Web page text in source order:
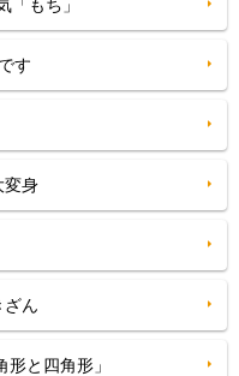
もち」
す
身
ん
と四角形」